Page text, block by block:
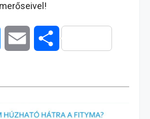
s
s
a
i
O
s
z